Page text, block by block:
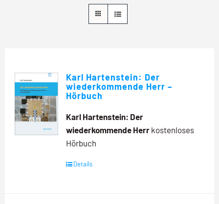
Karl Hartenstein: Der
wiederkommende Herr –
Hörbuch
Karl Hartenstein: Der
wiederkommende Herr kostenloses
Hörbuch
Details